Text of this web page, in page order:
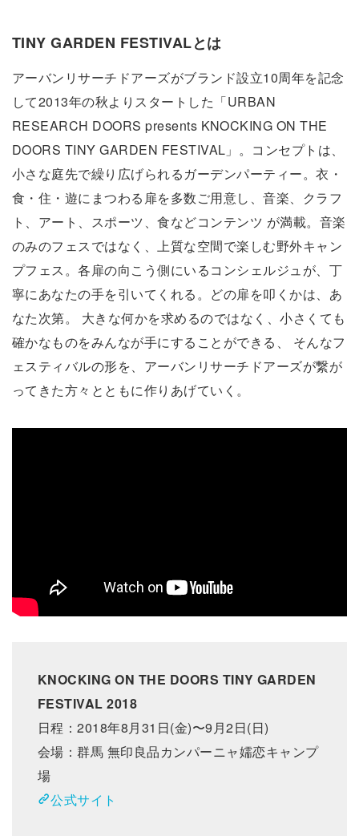
TINY GARDEN FESTIVALとは
アーバンリサーチドアーズがブランド設立10周年を記念
して2013年の秋よりスタートした「URBAN
RESEARCH DOORS presents KNOCKING ON THE
DOORS TINY GARDEN FESTIVAL」。コンセプトは、
小さな庭先で繰り広げられるガーデンパーティー。衣・
食・住・遊にまつわる扉を多数ご用意し、音楽、クラフ
ト、アート、スポーツ、食などコンテンツ が満載。音楽
のみのフェスではなく、上質な空間で楽しむ野外キャン
プフェス。各扉の向こう側にいるコンシェルジュが、丁
寧にあなたの手を引いてくれる。どの扉を叩くかは、あ
なた次第。 大きな何かを求めるのではなく、小さくても
確かなものをみんなが手にすることができる、 そんなフ
ェスティバルの形を、アーバンリサーチドアーズが繋が
ってきた方々とともに作りあげていく。
KNOCKING ON THE DOORS TINY GARDEN
FESTIVAL 2018
日程：2018年8月31日(金)〜9月2日(日)
会場：群馬 無印良品カンパーニャ嬬恋キャンプ
場
公式サイト